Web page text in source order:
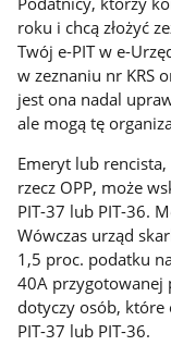
roku i chcą złożyć
Twój e-PIT w e-
w zeznaniu nr KRS
jest ona nadal
ale mogą tę
Emeryt lub
rzecz OPP, może
PIT-37 lub PIT-36.
Wówczas urząd
1,5 proc. podatku
40A przygotowanej
dotyczy osób, które
PIT-37 lub PIT-36.